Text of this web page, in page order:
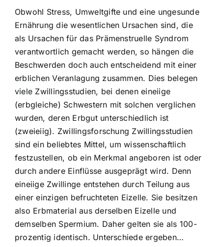
Obwohl Stress, Umweltgifte und eine ungesunde
Ernährung die wesentlichen Ursachen sind, die
als Ursachen für das Prämenstruelle Syndrom
verantwortlich gemacht werden, so hängen die
Beschwerden doch auch entscheidend mit einer
erblichen Veranlagung zusammen. Dies belegen
viele Zwillingsstudien, bei denen eineiige
(erbgleiche) Schwestern mit solchen verglichen
wurden, deren Erbgut unterschiedlich ist
(zweieiig). Zwillingsforschung Zwillingsstudien
sind ein beliebtes Mittel, um wissenschaftlich
festzustellen, ob ein Merkmal angeboren ist oder
durch andere Einflüsse ausgeprägt wird. Denn
eineiige Zwillinge entstehen durch Teilung aus
einer einzigen befruchteten Eizelle. Sie besitzen
also Erbmaterial aus derselben Eizelle und
demselben Spermium. Daher gelten sie als 100-
prozentig identisch. Unterschiede ergeben…